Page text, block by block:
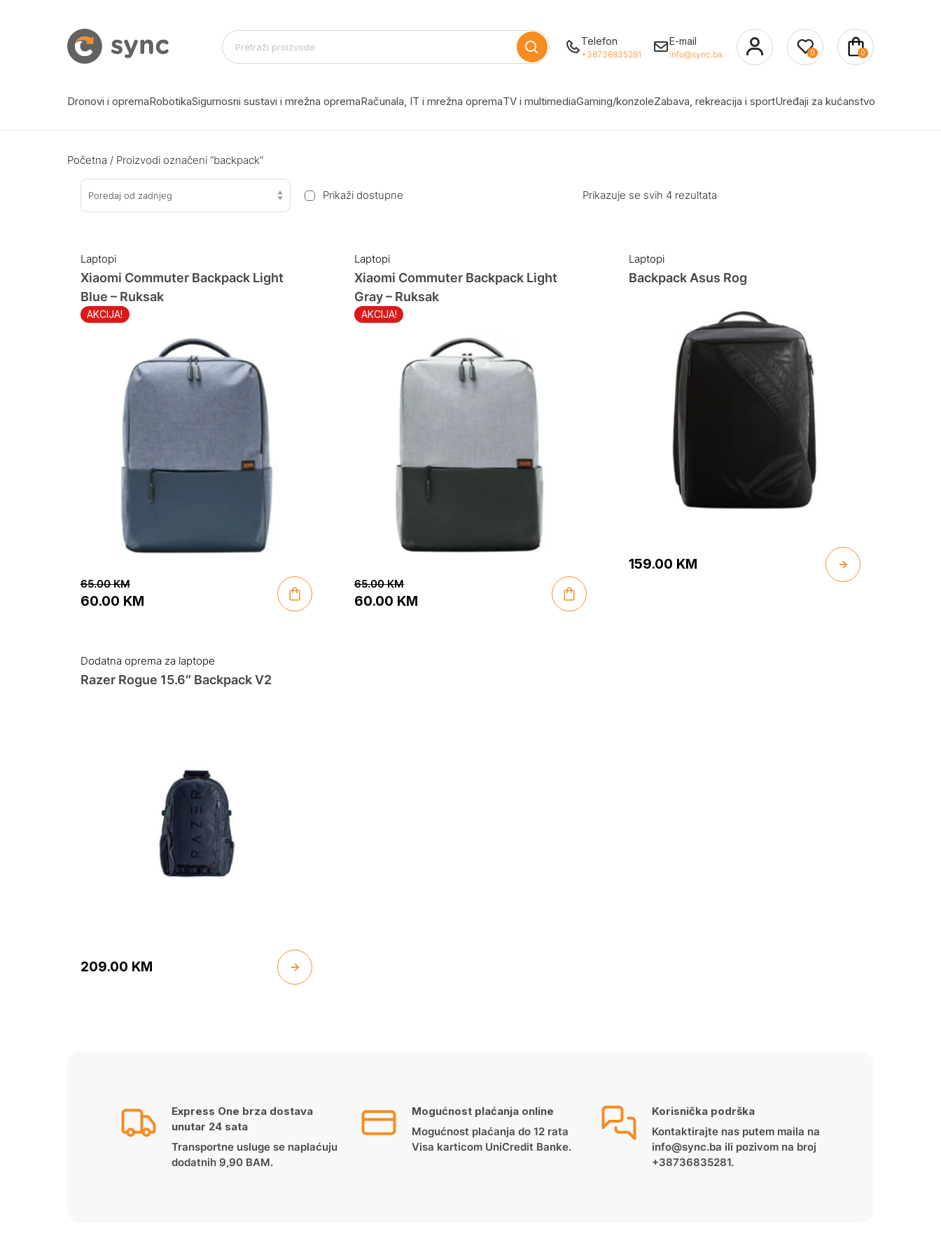
Telefon
+38736835281
E-mail
info@sync.ba 0 0
Dronovi i opremaRobotikaSigurnosni sustavi i mrežna opremaRačunala, IT i mrežna opremaTV i multimediaGaming/konzoleZabava, rekreacija i sportUređaji za kućanstvo
Početna / Proizvodi označeni “backpack”
Poredaj od zadnjeg Prikaži dostupne Prikazuje se svih 4 rezultata
Laptopi
AKCIJA!
Xiaomi Commuter Backpack Light
Blue – Ruksak
65.00KM
was:
65.00 KM.
60.00 KM
is:
60.00 KM.
Laptopi
AKCIJA!
Xiaomi Commuter Backpack Light
Gray – Ruksak
65.00KM
60.00 KM
Laptopi
Backpack Asus Rog
159.00 KM
Dodatna oprema za laptope
Razer Rogue 15.6″ Backpack V2
209.00 KM
Express One brza dostava
unutar 24 sata
Transportne usluge se naplaćuju
dodatnih 9,90 BAM.
Mogućnost plaćanja online
Mogućnost plaćanja do 12 rata
Visa karticom UniCredit Banke.
Korisnička podrška
Kontaktirajte nas putem maila na
info@sync.ba ili pozivom na broj
+38736835281.